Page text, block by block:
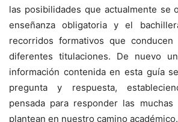
las posibilidades que actualmente se
enseñanza obligatoria y el
recorridos formativos que
diferentes titulaciones. De nuevo
información contenida en esta guía
pregunta y respuesta,
pensada para responder las
plantean en nuestro camino académico.